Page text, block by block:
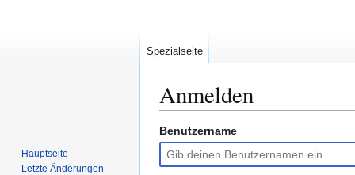
Anmelden
Zur
Navigation
springen
Zur
Suche
springen
Benutzername
Spezialseite
Hauptseite
Letzte Änderungen